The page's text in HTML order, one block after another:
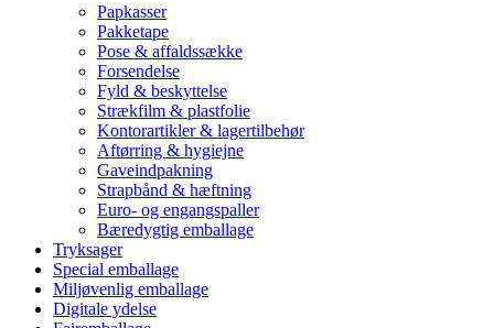
Papkasser
Pakketape
Pose & affaldssække
Forsendelse
Fyld & beskyttelse
Strækfilm & plastfolie
Kontorartikler & lagertilbehør
Aftørring & hygiejne
Gaveindpakning
Strapbånd & hæftning
Euro- og engangspaller
Bæredygtig emballage
Tryksager
Special emballage
Miljøvenlig emballage
Digitale ydelse